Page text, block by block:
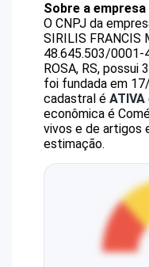
Sobre a empresa
O CNPJ da
SIRILIS FRANCIS
48.645.503/0001-
ROSA, RS, possui
foi fundada em
cadastral é ATIVA
econômica é
vivos e de artigos
estimação.